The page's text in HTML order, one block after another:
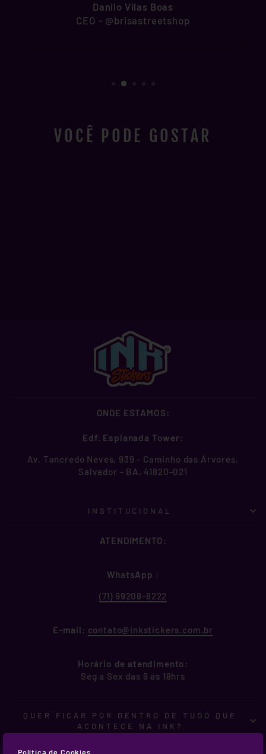
Danilo Vilas Boas
CEO - @brisastreetshop
VOCÊ PODE GOSTAR
ONDE ESTAMOS:
Edf. Esplanada Tower:
Av. Tancredo Neves, 939 - Caminho das Árvores,
Salvador - BA, 41820-021
INSTITUCIONAL
ATENDIMENTO:
WhatsApp :
(71) 99208-8222
E-mail: contato@inkstickers.com.br
Horário de atendimento:
Seg a Sex das 9 as 18hrs
QUER FICAR POR DENTRO DE TUDO QUE
ACONTECE NA INK?